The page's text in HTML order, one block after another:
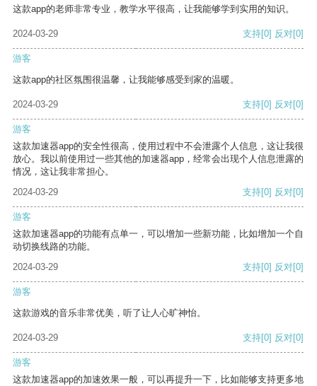
这款app的老师非常专业，教学水平很高，让我能够学到实用的知识。
2024-03-29 支持[0] 反对[0]
游客
这款app的社区氛围很温馨，让我能够感受到家的温暖。
2024-03-29 支持[0] 反对[0]
游客
这款加速器app的安全性很高，使用过程中不会泄露个人信息，这让我很
放心。我以前使用过一些其他的加速器app，经常会出现个人信息泄露的
情况，这让我非常担心。
2024-03-29
支持[0] 反对[0]
游客
这款加速器app的功能有点单一，可以增加一些新功能，比如增加一个自
动切换线路的功能。
2024-03-29
支持[0] 反对[0]
游客
这款游戏的音乐非常优美，听了让人心旷神怡。
2024-03-29 支持[0] 反对[0]
游客
这款加速器app的加速效果一般，可以再提升一下，比如能够支持更多地